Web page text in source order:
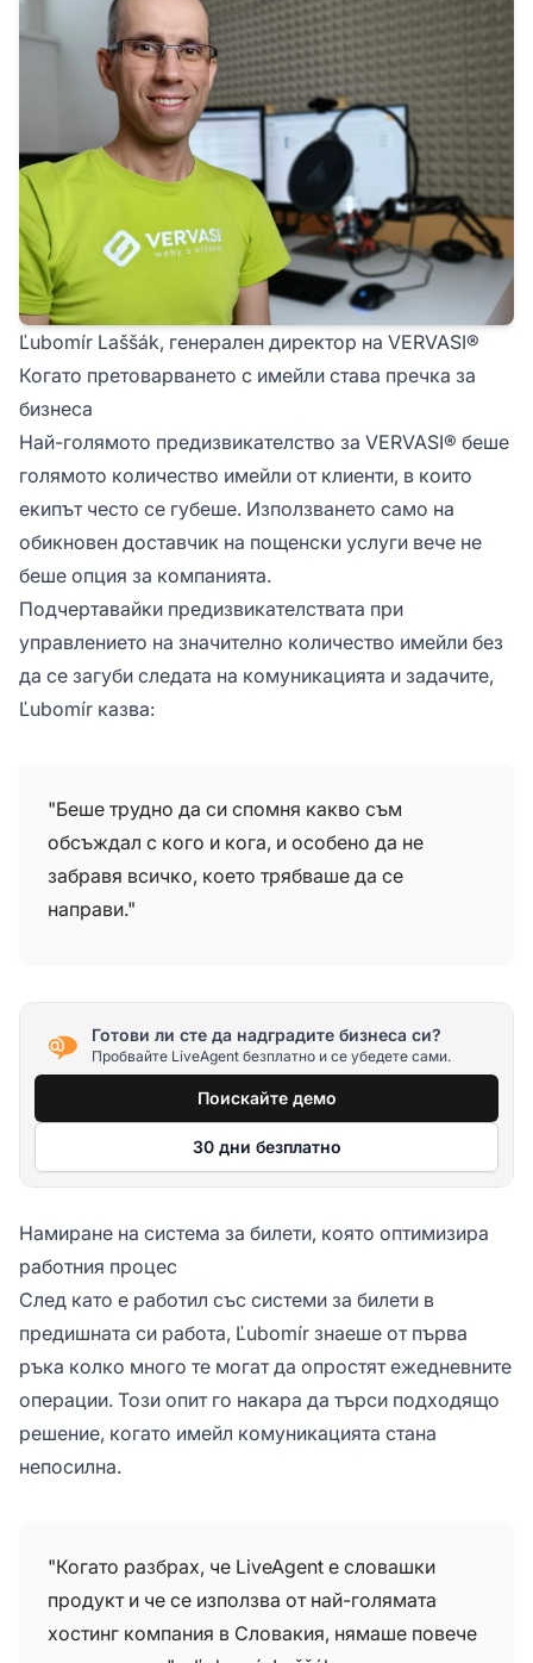
Ľubomír Laššák, генерален директор на VERVASI®
Когато претоварването с имейли става пречка за
бизнеса
Най-голямото предизвикателство за VERVASI® беше
голямото количество имейли от клиенти, в които
екипът често се губеше. Използването само на
обикновен доставчик на пощенски услуги вече не
беше опция за компанията.
Подчертавайки предизвикателствата при
управлението на значително количество имейли без
да се загуби следата на комуникацията и задачите,
Ľubomír казва:
"Беше трудно да си спомня какво съм
обсъждал с кого и кога, и особено да не
забравя всичко, което трябваше да се
направи."
Готови ли сте да надградите бизнеса си?
Пробвайте LiveAgent безплатно и се убедете сами.
Поискайте демо
30 дни безплатно
Намиране на система за билети, която оптимизира
работния процес
След като е работил със системи за билети в
предишната си работа, Ľubomír знаеше от първа
ръка колко много те могат да опростят ежедневните
операции. Този опит го накара да търси подходящо
решение, когато имейл комуникацията стана
непосилна.
"Когато разбрах, че LiveAgent е словашки
продукт и че се използва от най-голямата
хостинг компания в Словакия, нямаше повече